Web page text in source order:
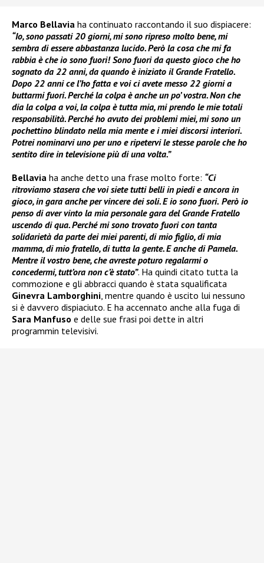
Marco Bellavia ha continuato raccontando il suo dispiacere:
“Io, sono passati 20 giorni, mi sono ripreso molto bene, mi
sembra di essere abbastanza lucido. Però la cosa che mi fa
rabbia è che io sono fuori! Sono fuori da questo gioco che ho
sognato da 22 anni, da quando è iniziato il Grande Fratello.
Dopo 22 anni ce l’ho fatta e voi ci avete messo 22 giorni a
buttarmi fuori. Perché la colpa è anche un po’ vostra. Non che
dia la colpa a voi, la colpa è tutta mia, mi prendo le mie totali
responsabilità. Perché ho avuto dei problemi miei, mi sono un
pochettino blindato nella mia mente e i miei discorsi interiori.
Potrei nominarvi uno per uno e ripetervi le stesse parole che ho
sentito dire in televisione più di una volta.”
Bellavia ha anche detto una frase molto forte: “Ci
ritroviamo stasera che voi siete tutti belli in piedi e ancora in
gioco, in gara anche per vincere dei soli. E io sono fuori. Però io
penso di aver vinto la mia personale gara del Grande Fratello
uscendo di qua. Perché mi sono trovato fuori con tanta
solidarietà da parte dei miei parenti, di mio figlio, di mia
mamma, di mio fratello, di tutta la gente. E anche di Pamela.
Mentre il vostro bene, che avreste poturo regalarmi o
concedermi, tutt’ora non c’è stato”. Ha quindi citato tutta la
commozione e gli abbracci quando è stata squalificata
Ginevra Lamborghini, mentre quando è uscito lui nessuno
si è davvero dispiaciuto. E ha accennato anche alla fuga di
Sara Manfuso e delle sue frasi poi dette in altri
programmin televisivi.